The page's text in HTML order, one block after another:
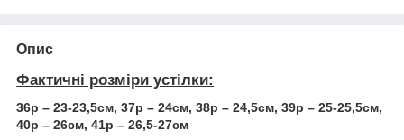
Опис
Фактичні розміри устілки:
36р – 23-23,5см, 37р – 24см, 38р – 24,5см, 39р – 25-25,5см,
40р – 26см, 41р – 26,5-27см